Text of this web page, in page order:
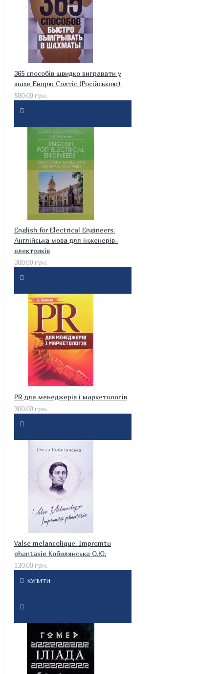
365 способів швидко вигравати у
шахи Ендрю Солтіс (Російською)
580.00 грн.
English for Electrical Engineers.
Англійська мова для інженерів-
електриків
380.00 грн.
PR для менеджерів і маркетологів
300.00 грн.
Valse melancolique. Impromtu
phantasie Кобилянська О.Ю.
120.00 грн.
КУПИТИ